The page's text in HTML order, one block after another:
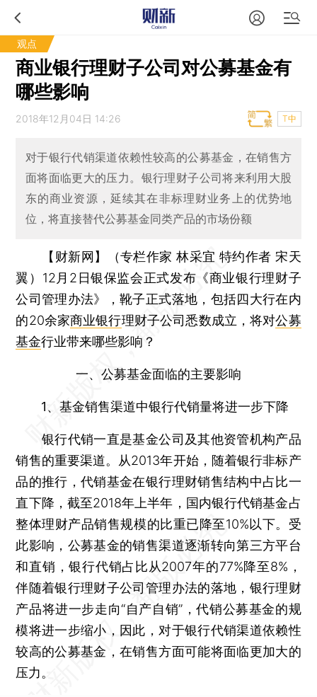
观点
商业银行理财子公司对公募基金有
哪些影响
2018年12月04日 14:26 T中
对于银行代销渠道依赖性较高的公募基金，在销售方
面将面临更大的压力。银行理财子公司将来利用大股
东的商业资源，延续其在非标理财业务上的优势地
位，将直接替代公募基金同类产品的市场份额
【财新网】（专栏作家 林采宜 特约作者 宋天
翼） 12月2日银保监会正式发布《商业银行理财子
公司管理办法》，靴子正式落地，包括四大行在内
的20余家商业银行理财子公司悉数成立，将对公募
基金行业带来哪些影响？
一、公募基金面临的主要影响
1、基金销售渠道中银行代销量将进一步下降
银行代销一直是基金公司及其他资管机构产品
销售的重要渠道。从2013年开始，随着银行非标产
品的推行，代销基金在银行理财销售结构中占比一
直下降，截至2018年上半年，国内银行代销基金占
整体理财产品销售规模的比重已降至10%以下。受
此影响，公募基金的销售渠道逐渐转向第三方平台
和直销，银行代销占比从2007年的77%降至8%，
伴随着银行理财子公司管理办法的落地，银行理财
产品将进一步走向“自产自销”，代销公募基金的规
模将进一步缩小，因此，对于银行代销渠道依赖性
较高的公募基金，在销售方面可能将面临更加大的
压力。